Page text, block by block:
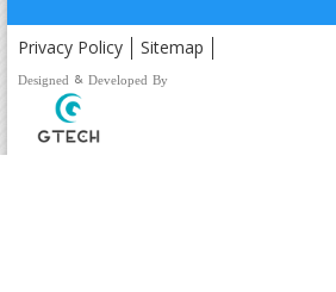
Privacy Policy Sitemap
Designed & Developed By